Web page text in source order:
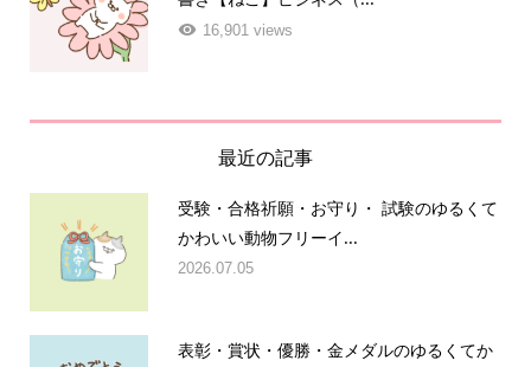
16,901 views
最近の記事
受験・合格祈願・お守り・ 試験のゆるくて
かわいい動物フリーイ...
2026.07.05
表彰・賞状・優勝・金メダルのゆるくてか